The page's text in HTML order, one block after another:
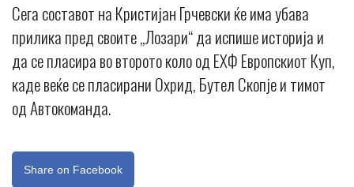
Сега составот на Кристијан Грчевски ќе има убава
прилика пред своите „Лозари“ да испише историја и
да се пласира во второто коло од ЕХФ Европскиот Куп,
каде веќе се пласирани Охрид, Бутел Скопје и тимот
од Автокоманда.
Share on Facebook